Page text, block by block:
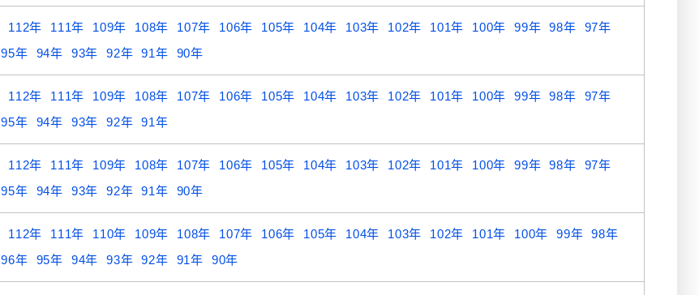
112年 111年 109年 108年 107年 106年 105年 104年 103年 102年 101年 100年 99年 98年
97年
95年 94年 93年 92年 91年 90年
112年 111年 109年 108年 107年 106年 105年 104年 103年 102年 101年 100年 99年 98年
97年
95年 94年 93年 92年 91年
112年 111年 109年 108年 107年 106年 105年 104年 103年 102年 101年 100年 99年 98年
97年
95年 94年 93年 92年 91年 90年
112年 111年 110年 109年 108年 107年 106年 105年 104年 103年 102年 101年 100年 99年
98年
96年 95年 94年 93年 92年 91年 90年